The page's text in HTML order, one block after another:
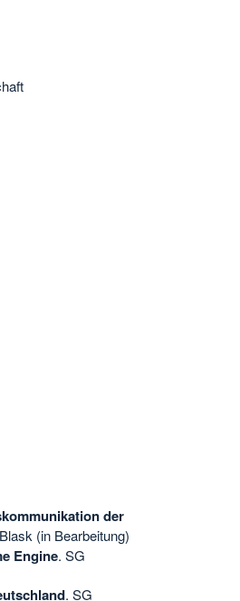
der
(in Bearbeitung)
Engine. SG
. SG